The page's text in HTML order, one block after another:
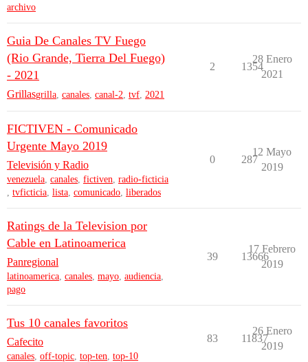
archivo
Guia De Canales TV Fuego
(Rio Grande, Tierra Del Fuego)
- 2021
Grillasgrilla canales canal-2 tvf 2021
2 1354
28 Enero
2021
FICTIVEN - Comunicado
Urgente Mayo 2019
Televisión y Radio
venezuela, canales, fictiven, radio-ficticia
, tvficticia, lista, comunicado, liberados
0 287
12 Mayo
2019
Ratings de la Television por
Cable en Latinoamerica
Panregional
latinoamerica, canales, mayo, audiencia,
pago
39 13666
17 Febrero
2019
Tus 10 canales favoritos
Cafecito
canales, off-topic, top-ten, top-10
83 11837
26 Enero
2019